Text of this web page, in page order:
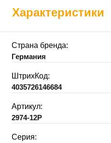
Характеристики
Страна бренда:
Германия
ШтрихКод:
4035726146684
Артикул:
2974-12P
Серия: